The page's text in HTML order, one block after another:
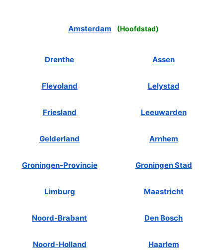
Amsterdam (Hoofdstad)
Drenthe Assen
Flevoland Lelystad
Friesland Leeuwarden
Gelderland Arnhem
Groningen-Provincie Groningen Stad
Limburg Maastricht
Noord-Brabant Den Bosch
Noord-Holland Haarlem